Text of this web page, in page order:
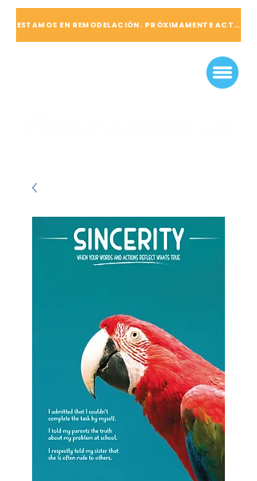
ESTAMOS EN REMODELACIÓN. PRÓXIMAMENTE